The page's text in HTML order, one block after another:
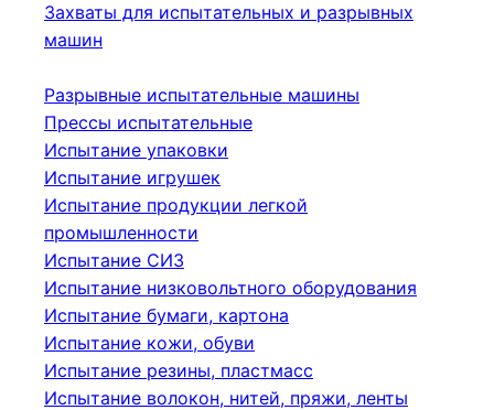
Захваты для испытательных и разрывных
машин
Разрывные испытательные машины
Прессы испытательные
Испытание упаковки
Испытание игрушек
Испытание продукции легкой
промышленности
Испытание СИЗ
Испытание низковольтного оборудования
Испытание бумаги, картона
Испытание кожи, обуви
Испытание резины, пластмасс
Испытание волокон, нитей, пряжи, ленты